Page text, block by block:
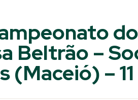
Beltrão –
– 11